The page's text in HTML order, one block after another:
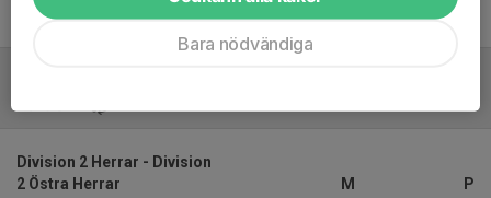
Division 2 Herrar - Division
2 Östra Herrar
M P
Bara nödvändiga